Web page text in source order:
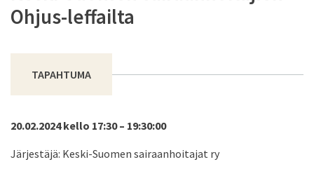
Ohjus-leffailta
TAPAHTUMA
20.02.2024 kello 17:30 – 19:30:00
Järjestäjä: Keski-Suomen sairaanhoitajat ry